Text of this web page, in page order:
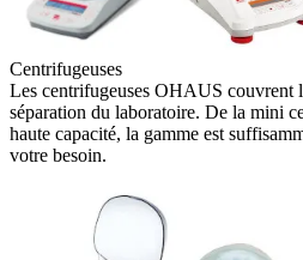
Centrifugeuses
Les centrifugeuses OHAUS couvrent
séparation du laboratoire. De la mini
haute capacité, la gamme est
votre besoin.